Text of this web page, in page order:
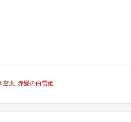
空太, 赤髪の白雪姫